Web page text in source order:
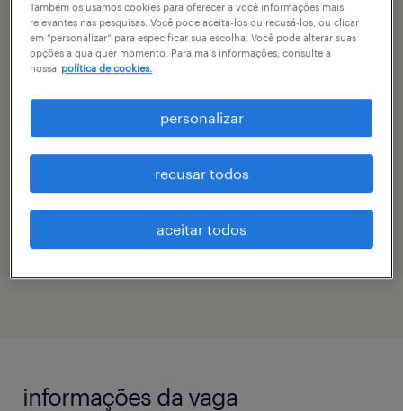
vagas disponíveis
farmacêutico & saúde
contato
barbara linda goncalves de souza
informações da vaga
Também os usamos cookies para oferecer a você informações mais
relevantes nas pesquisas. Você pode aceitá-los ou recusá-los, ou clicar
em “personalizar” para especificar sua escolha. Você pode alterar suas
opções a qualquer momento. Para mais informações, consulte a
nossa política de cookies.
personalizar
recusar todos
aceitar todos